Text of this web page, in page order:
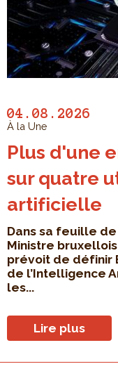
04.08.2026
À la Une
Plus d'une
sur quatre
artificielle
Dans sa feuille
Ministre bruxellois
prévoit de définir
de l’Intelligence
les...
Lire plus